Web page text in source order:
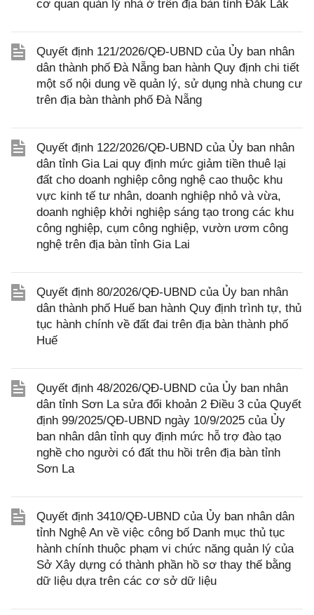
cơ quan quản lý nhà ở trên địa bàn tỉnh Đắk Lắk
Quyết định 121/2026/QĐ-UBND của Ủy ban nhân
dân thành phố Đà Nẵng ban hành Quy định chi tiết
một số nội dung về quản lý, sử dụng nhà chung cư
trên địa bàn thành phố Đà Nẵng
Quyết định 122/2026/QĐ-UBND của Ủy ban nhân
dân tỉnh Gia Lai quy định mức giảm tiền thuê lại
đất cho doanh nghiệp công nghệ cao thuộc khu
vực kinh tế tư nhân, doanh nghiệp nhỏ và vừa,
doanh nghiệp khởi nghiệp sáng tạo trong các khu
công nghiệp, cụm công nghiệp, vườn ươm công
nghệ trên địa bàn tỉnh Gia Lai
Quyết định 80/2026/QĐ-UBND của Ủy ban nhân
dân thành phố Huế ban hành Quy định trình tự, thủ
tục hành chính về đất đai trên địa bàn thành phố
Huế
Quyết định 48/2026/QĐ-UBND của Ủy ban nhân
dân tỉnh Sơn La sửa đổi khoản 2 Điều 3 của Quyết
định 99/2025/QĐ-UBND ngày 10/9/2025 của Ủy
ban nhân dân tỉnh quy định mức hỗ trợ đào tạo
nghề cho người có đất thu hồi trên địa bàn tỉnh
Sơn La
Quyết định 3410/QĐ-UBND của Ủy ban nhân dân
tỉnh Nghệ An về việc công bố Danh mục thủ tục
hành chính thuộc phạm vi chức năng quản lý của
Sở Xây dựng có thành phần hồ sơ thay thế bằng
dữ liệu dựa trên các cơ sở dữ liệu